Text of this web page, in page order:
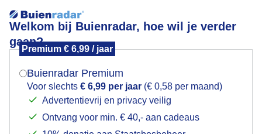
Welkom bij Buienradar, hoe wil je verder
gaan?
Premium € 6,99 / jaar
Buienradar Premium
Voor slechts € 6,99 per jaar (€ 0,58 per maand)
Advertentievrij en privacy veilig
Ontvang voor min. € 40,- aan cadeaus
Zonnig aan de kust
Mogen we je locatie gebruiken voor het
Indien je hier nog geen akkoord op hebt gegeven,
verschijnt er zo een pop-up uit je browser waarin